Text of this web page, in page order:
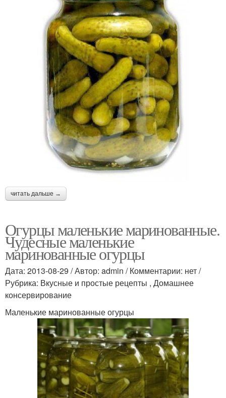
читать дальше →
Огурцы маленькие маринованные.
Чудесные маленькие
маринованные огурцы
Дата: 2013-08-29 / Автор: admin / Комментарии: нет /
Рубрика: Вкусные и простые рецепты , Домашнее
консервирование
Маленькие маринованные огурцы